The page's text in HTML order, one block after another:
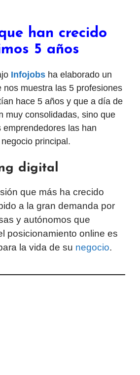
han crecido
5 años
Infojobs ha elaborado un
nos muestra las 5 profesiones
hace 5 años y que a día de
muy consolidadas, sino que
emprendedores las han
principal.
digital
que más ha crecido
a la gran demanda por
y autónomos que
posicionamiento online es
la vida de su negocio.